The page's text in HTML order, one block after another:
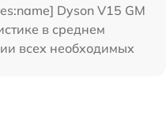
Dyson V15 GM
в среднем
всех необходимых